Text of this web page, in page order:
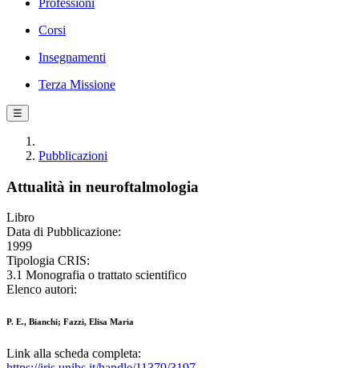
Professioni
Corsi
Insegnamenti
Terza Missione
☰
Pubblicazioni
Attualità in neuroftalmologia
Libro
Data di Pubblicazione:
1999
Tipologia CRIS:
3.1 Monografia o trattato scientifico
Elenco autori:
P. E., Bianchi; Fazzi, Elisa Maria
Link alla scheda completa: